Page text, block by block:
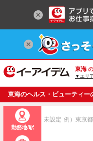
東海
▼エリ
東海のヘルス・ビューティ
勤務地/駅
未設定 例）東京